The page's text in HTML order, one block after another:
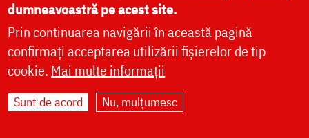
dumneavoastră pe acest site.
Prin continuarea navigării în această pagină
confirmați acceptarea utilizării fișierelor de tip
cookie. Mai multe informații
Sunt de acord Nu, mulțumesc